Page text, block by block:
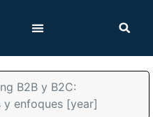
B2B y B2C:
y enfoques [year]